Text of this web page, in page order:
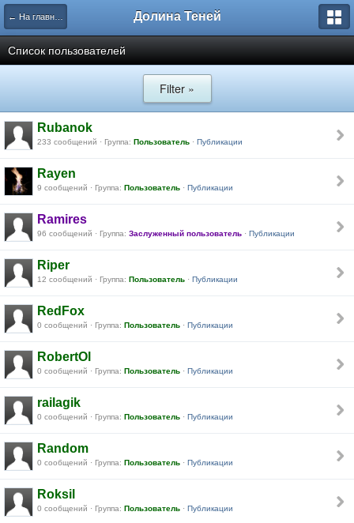
← На главную Долина Теней
Список пользователей
Filter »
Rubanok
233 сообщений · Группа: Пользователь · Публикации
Rayen
9 сообщений · Группа: Пользователь · Публикации
Ramires
96 сообщений · Группа: Заслуженный пользователь · Публикации
Riper
12 сообщений · Группа: Пользователь · Публикации
RedFox
0 сообщений · Группа: Пользователь · Публикации
RobertOl
0 сообщений · Группа: Пользователь · Публикации
railagik
0 сообщений · Группа: Пользователь · Публикации
Random
0 сообщений · Группа: Пользователь · Публикации
Roksil
0 сообщений · Группа: Пользователь · Публикации